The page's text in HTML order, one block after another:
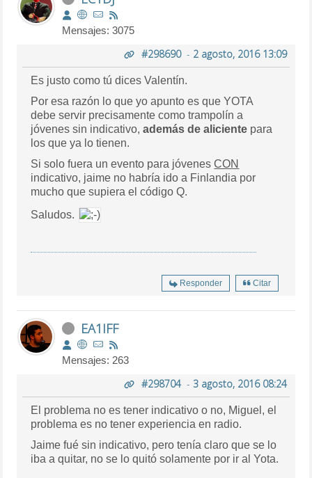
Mensajes: 3075
#298690- 2 agosto, 2016 13:09
Es justo como tú dices Valentín.
Por esa razón lo que yo apunto es que YOTA
debe servir precisamente como trampolín a
jóvenes sin indicativo,además de aliciente para
los que ya lo tienen.
Si solo fuera un evento para jóvenesCON
indicativo, jaime no habría ido a Finlandia por
mucho que supiera el código Q.
Saludos.
Responder Citar
EA1IFF
Mensajes: 263
#298704- 3 agosto, 2016 08:24
El problema no es tener indicativo o no, Miguel, el
problema es no tener experiencia en radio.
Jaime fué sin indicativo, pero tenía claro que se lo
iba a quitar, no se lo quitó solamente por ir al Yota.